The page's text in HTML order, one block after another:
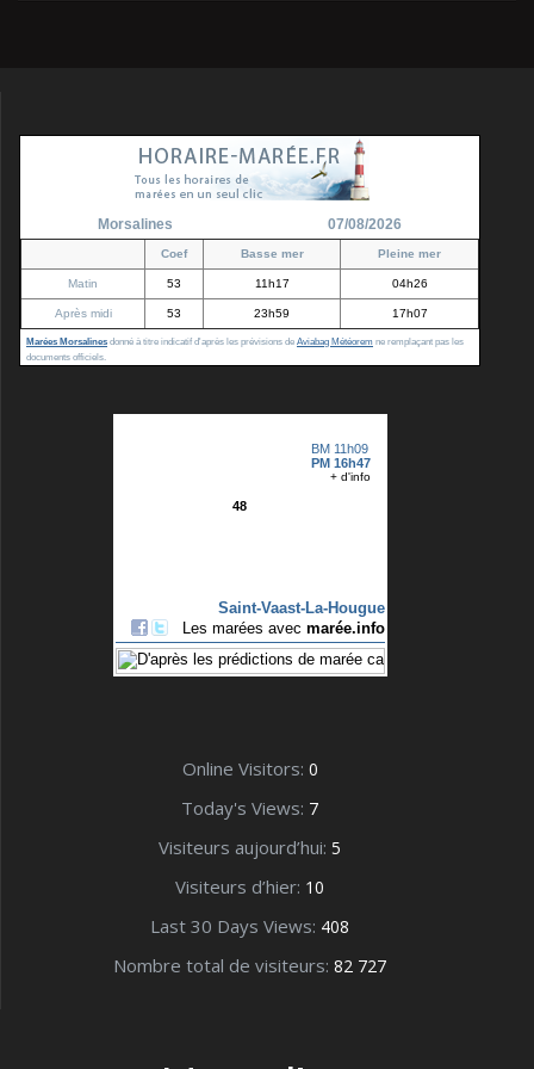
Morsalines 07/08/2026
Coef Basse mer Pleine mer
Matin 53 11h17 04h26
Après midi 53 23h59 17h07
Marées Morsalines donné à titre indicatif d'après les prévisions de Aviabag Météorem ne remplaçant pas les
documents officiels.
Online Visitors: 0
Today's Views: 7
Visiteurs aujourd’hui: 5
Visiteurs d’hier: 10
Last 30 Days Views: 408
Nombre total de visiteurs: 82 727